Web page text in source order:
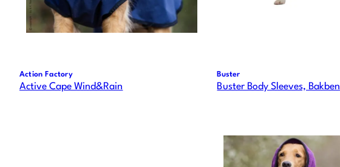
Action Factory
Active Cape Wind&Rain
Buster
Buster Body Sleeves, Bakben